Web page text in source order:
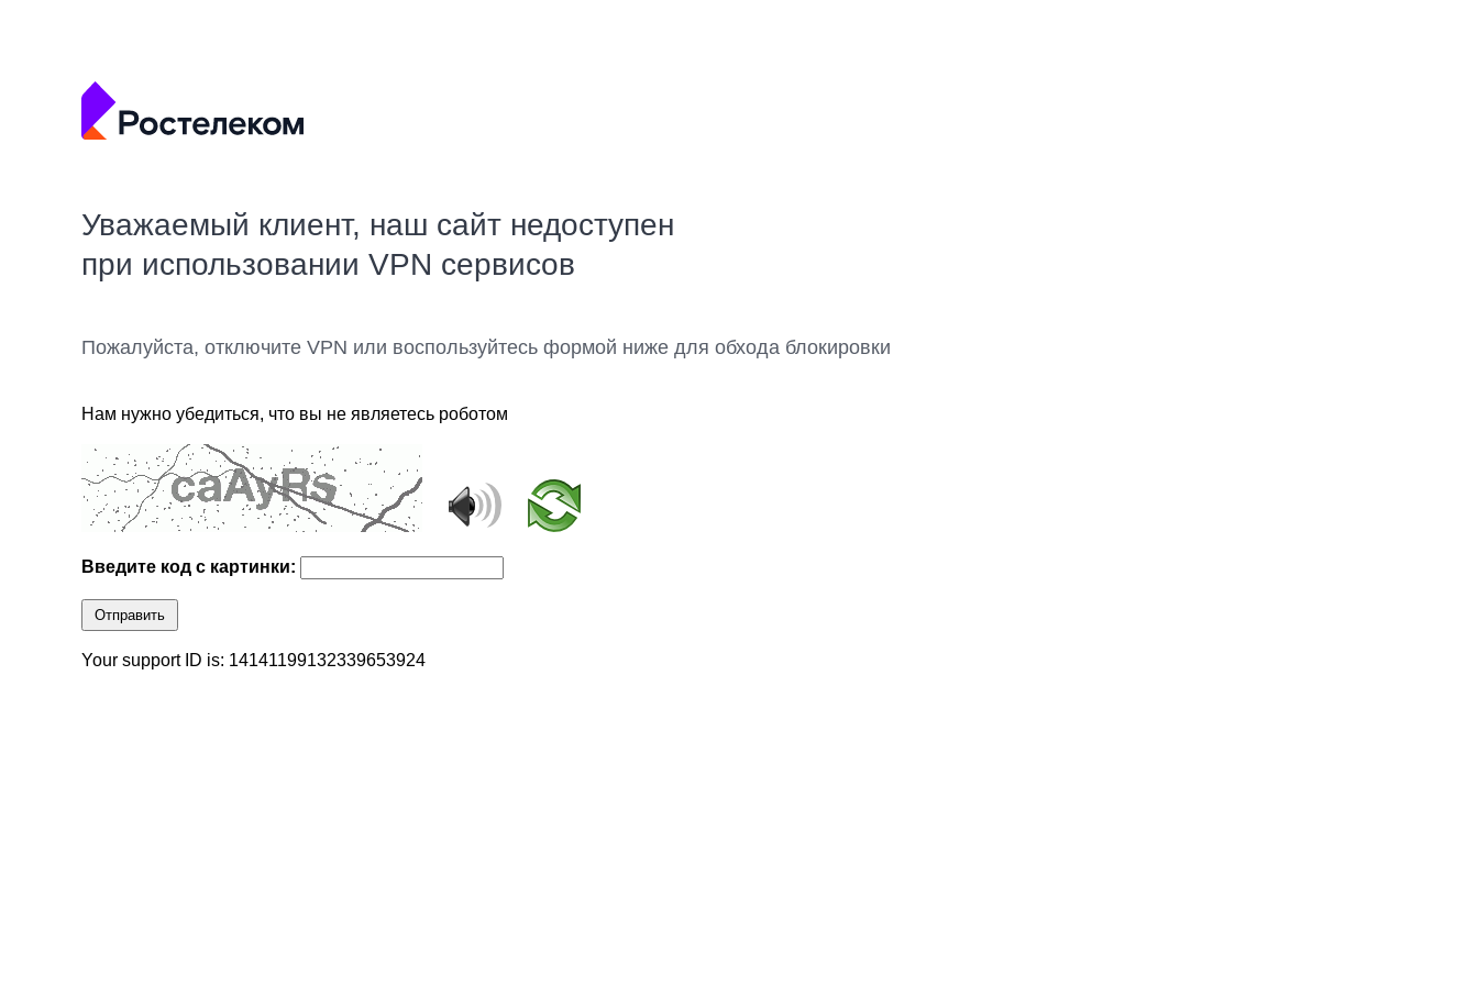
Уважаемый клиент, наш сайт недоступен
при использовании VPN сервисов
Пожалуйста, отключите VPN или воспользуйтесь формой ниже для обхода блокировки
Нам нужно убедиться, что вы не являетесь роботом
Введите код с картинки:
Отправить
Your support ID is: 14141199132339653924